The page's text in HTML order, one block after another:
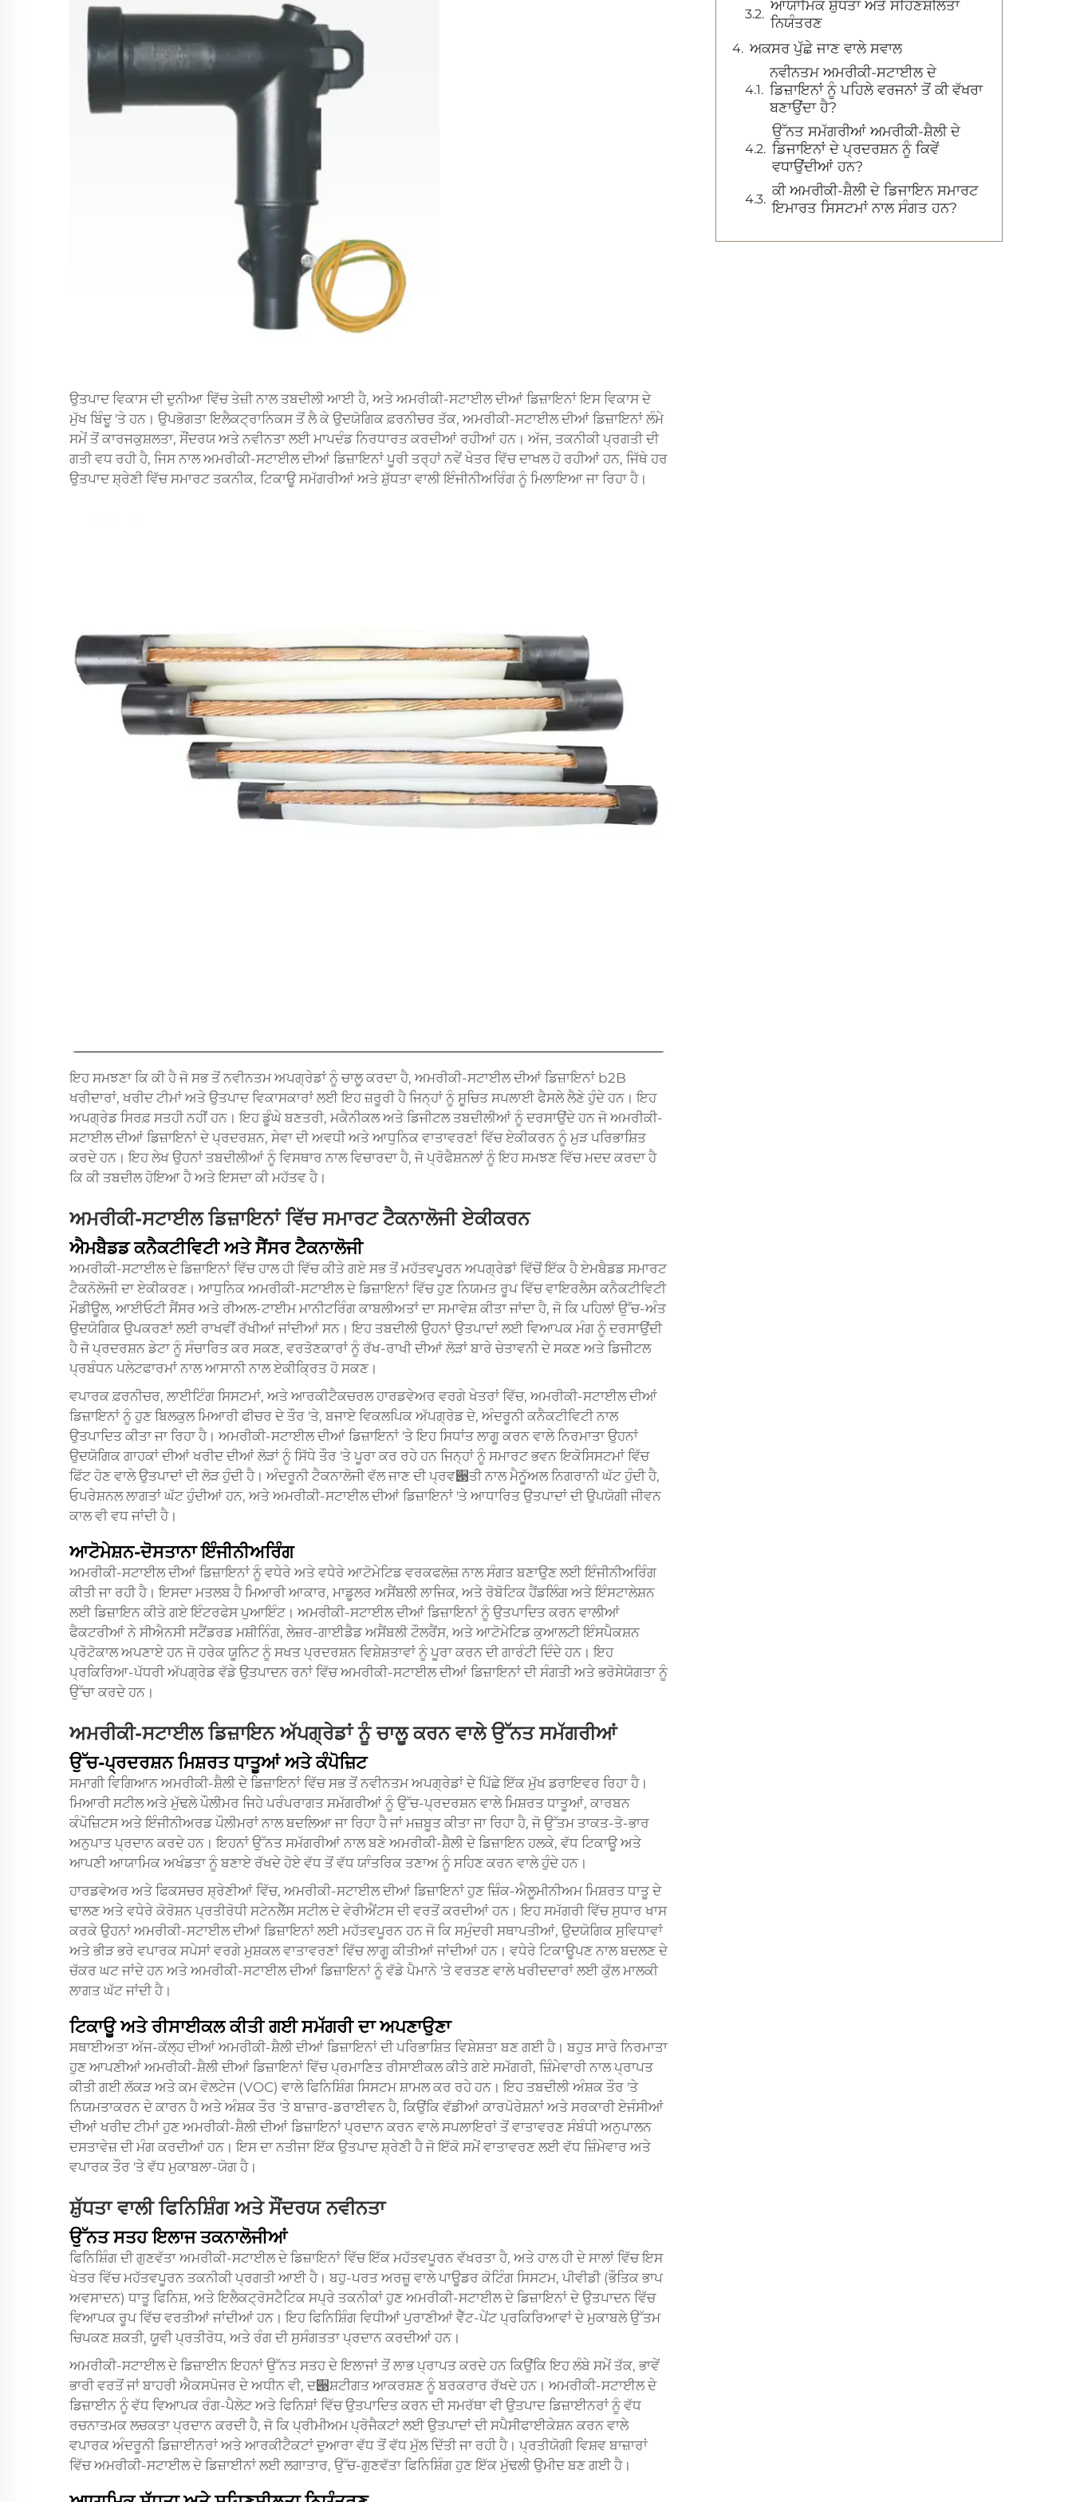
ਉਤਪਾਦ ਵਿਕਾਸ ਦੀ ਦੁਨੀਆ ਵਿੱਚ ਤੇਜ਼ੀ ਨਾਲ ਤਬਦੀਲੀ ਆਈ ਹੈ, ਅਤੇ ਅਮਰੀਕੀ-ਸਟਾਈਲ ਦੀਆਂ ਡਿਜ਼ਾਇਨਾਂ ਇਸ ਵਿਕਾਸ ਦੇ
ਮੁੱਖ ਬਿੰਦੂ 'ਤੇ ਹਨ। ਉਪਭੋਗਤਾ ਇਲੈਕਟ੍ਰਾਨਿਕਸ ਤੋਂ ਲੈ ਕੇ ਉਦਯੋਗਿਕ ਫ਼ਰਨੀਚਰ ਤੱਕ, ਅਮਰੀਕੀ-ਸਟਾਈਲ ਦੀਆਂ ਡਿਜ਼ਾਇਨਾਂ ਲੰਮੇ
ਸਮੇਂ ਤੋਂ ਕਾਰਜਕੁਸ਼ਲਤਾ, ਸੌਂਦਰਯ ਅਤੇ ਨਵੀਨਤਾ ਲਈ ਮਾਪਦੰਡ ਨਿਰਧਾਰਤ ਕਰਦੀਆਂ ਰਹੀਆਂ ਹਨ। ਅੱਜ, ਤਕਨੀਕੀ ਪ੍ਰਗਤੀ ਦੀ
ਗਤੀ ਵਧ ਰਹੀ ਹੈ, ਜਿਸ ਨਾਲ ਅਮਰੀਕੀ-ਸਟਾਈਲ ਦੀਆਂ ਡਿਜ਼ਾਇਨਾਂ ਪੂਰੀ ਤਰ੍ਹਾਂ ਨਵੇਂ ਖੇਤਰ ਵਿੱਚ ਦਾਖਲ ਹੋ ਰਹੀਆਂ ਹਨ, ਜਿੱਥੇ ਹਰ
ਉਤਪਾਦ ਸ਼੍ਰੇਣੀ ਵਿੱਚ ਸਮਾਰਟ ਤਕਨੀਕ, ਟਿਕਾਊ ਸਮੱਗਰੀਆਂ ਅਤੇ ਸ਼ੁੱਧਤਾ ਵਾਲੀ ਇੰਜੀਨੀਅਰਿੰਗ ਨੂੰ ਮਿਲਾਇਆ ਜਾ ਰਿਹਾ ਹੈ।
ਇਹ ਸਮਝਣਾ ਕਿ ਕੀ ਹੈ ਜੋ ਸਭ ਤੋਂ ਨਵੀਨਤਮ ਅਪਗ੍ਰੇਡਾਂ ਨੂੰ ਚਾਲੂ ਕਰਦਾ ਹੈ, ਅਮਰੀਕੀ-ਸਟਾਈਲ ਦੀਆਂ ਡਿਜ਼ਾਇਨਾਂ b2B
ਖਰੀਦਾਰਾਂ, ਖਰੀਦ ਟੀਮਾਂ ਅਤੇ ਉਤਪਾਦ ਵਿਕਾਸਕਾਰਾਂ ਲਈ ਇਹ ਜ਼ਰੂਰੀ ਹੈ ਜਿਨ੍ਹਾਂ ਨੂੰ ਸੂਚਿਤ ਸਪਲਾਈ ਫੈਸਲੇ ਲੈਣੇ ਹੁੰਦੇ ਹਨ। ਇਹ
ਅਪਗ੍ਰੇਡ ਸਿਰਫ਼ ਸਤਹੀ ਨਹੀਂ ਹਨ। ਇਹ ਡੂੰਘੇ ਬਣਤਰੀ, ਮਕੈਨੀਕਲ ਅਤੇ ਡਿਜੀਟਲ ਤਬਦੀਲੀਆਂ ਨੂੰ ਦਰਸਾਉਂਦੇ ਹਨ ਜੋ ਅਮਰੀਕੀ-
ਸਟਾਈਲ ਦੀਆਂ ਡਿਜ਼ਾਇਨਾਂ ਦੇ ਪ੍ਰਦਰਸ਼ਨ, ਸੇਵਾ ਦੀ ਅਵਧੀ ਅਤੇ ਆਧੁਨਿਕ ਵਾਤਾਵਰਣਾਂ ਵਿੱਚ ਏਕੀਕਰਨ ਨੂੰ ਮੁੜ ਪਰਿਭਾਸ਼ਿਤ
ਕਰਦੇ ਹਨ। ਇਹ ਲੇਖ ਉਹਨਾਂ ਤਬਦੀਲੀਆਂ ਨੂੰ ਵਿਸਥਾਰ ਨਾਲ ਵਿਚਾਰਦਾ ਹੈ, ਜੋ ਪ੍ਰੋਫੈਸ਼ਨਲਾਂ ਨੂੰ ਇਹ ਸਮਝਣ ਵਿੱਚ ਮਦਦ ਕਰਦਾ ਹੈ
ਕਿ ਕੀ ਤਬਦੀਲ ਹੋਇਆ ਹੈ ਅਤੇ ਇਸਦਾ ਕੀ ਮਹੱਤਵ ਹੈ।
ਅਮਰੀਕੀ-ਸਟਾਈਲ ਡਿਜ਼ਾਇਨਾਂ ਵਿੱਚ ਸਮਾਰਟ ਟੈਕਨਾਲੋਜੀ ਏਕੀਕਰਨ
ਐਮਬੈਡਡ ਕਨੈਕਟੀਵਿਟੀ ਅਤੇ ਸੈਂਸਰ ਟੈਕਨਾਲੋਜੀ
ਅਮਰੀਕੀ-ਸਟਾਈਲ ਦੇ ਡਿਜ਼ਾਇਨਾਂ ਵਿੱਚ ਹਾਲ ਹੀ ਵਿੱਚ ਕੀਤੇ ਗਏ ਸਭ ਤੋਂ ਮਹੱਤਵਪੂਰਨ ਅਪਗ੍ਰੇਡਾਂ ਵਿੱਚੋਂ ਇੱਕ ਹੈ ਏਮਬੈਡਡ ਸਮਾਰਟ
ਟੈਕਨੋਲੋਜੀ ਦਾ ਏਕੀਕਰਣ। ਆਧੁਨਿਕ ਅਮਰੀਕੀ-ਸਟਾਈਲ ਦੇ ਡਿਜ਼ਾਇਨਾਂ ਵਿੱਚ ਹੁਣ ਨਿਯਮਤ ਰੂਪ ਵਿੱਚ ਵਾਇਰਲੈਸ ਕਨੈਕਟੀਵਿਟੀ
ਮੌਡੀਊਲ, ਆਈਓਟੀ ਸੈਂਸਰ ਅਤੇ ਰੀਅਲ-ਟਾਈਮ ਮਾਨੀਟਰਿੰਗ ਕਾਬਲੀਅਤਾਂ ਦਾ ਸਮਾਵੇਸ਼ ਕੀਤਾ ਜਾਂਦਾ ਹੈ, ਜੋ ਕਿ ਪਹਿਲਾਂ ਉੱਚ-ਅੰਤ
ਉਦਯੋਗਿਕ ਉਪਕਰਣਾਂ ਲਈ ਰਾਖਵੀਂ ਰੱਖੀਆਂ ਜਾਂਦੀਆਂ ਸਨ। ਇਹ ਤਬਦੀਲੀ ਉਹਨਾਂ ਉਤਪਾਦਾਂ ਲਈ ਵਿਆਪਕ ਮੰਗ ਨੂੰ ਦਰਸਾਉਂਦੀ
ਹੈ ਜੋ ਪ੍ਰਦਰਸ਼ਨ ਡੇਟਾ ਨੂੰ ਸੰਚਾਰਿਤ ਕਰ ਸਕਣ, ਵਰਤੋਣਕਾਰਾਂ ਨੂੰ ਰੱਖ-ਰਾਖੀ ਦੀਆਂ ਲੋੜਾਂ ਬਾਰੇ ਚੇਤਾਵਨੀ ਦੇ ਸਕਣ ਅਤੇ ਡਿਜੀਟਲ
ਪ੍ਰਬੰਧਨ ਪਲੇਟਫਾਰਮਾਂ ਨਾਲ ਆਸਾਨੀ ਨਾਲ ਏਕੀਕ੍ਰਿਤ ਹੋ ਸਕਣ।
ਵਪਾਰਕ ਫ਼ਰਨੀਚਰ, ਲਾਈਟਿੰਗ ਸਿਸਟਮਾਂ, ਅਤੇ ਆਰਕੀਟੈਕਚਰਲ ਹਾਰਡਵੇਅਰ ਵਰਗੇ ਖੇਤਰਾਂ ਵਿੱਚ, ਅਮਰੀਕੀ-ਸਟਾਈਲ ਦੀਆਂ
ਡਿਜ਼ਾਇਨਾਂ ਨੂੰ ਹੁਣ ਬਿਲਕੁਲ ਮਿਆਰੀ ਫੀਚਰ ਦੇ ਤੌਰ 'ਤੇ, ਬਜਾਏ ਵਿਕਲਪਿਕ ਅੱਪਗ੍ਰੇਡ ਦੇ, ਅੰਦਰੂਨੀ ਕਨੈਕਟੀਵਿਟੀ ਨਾਲ
ਉਤਪਾਦਿਤ ਕੀਤਾ ਜਾ ਰਿਹਾ ਹੈ। ਅਮਰੀਕੀ-ਸਟਾਈਲ ਦੀਆਂ ਡਿਜ਼ਾਇਨਾਂ 'ਤੇ ਇਹ ਸਿਧਾਂਤ ਲਾਗੂ ਕਰਨ ਵਾਲੇ ਨਿਰਮਾਤਾ ਉਹਨਾਂ
ਉਦਯੋਗਿਕ ਗਾਹਕਾਂ ਦੀਆਂ ਖਰੀਦ ਦੀਆਂ ਲੋੜਾਂ ਨੂੰ ਸਿੱਧੇ ਤੌਰ 'ਤੇ ਪੂਰਾ ਕਰ ਰਹੇ ਹਨ ਜਿਨ੍ਹਾਂ ਨੂੰ ਸਮਾਰਟ ਭਵਨ ਇਕੋਸਿਸਟਮਾਂ ਵਿੱਚ
ਫਿੱਟ ਹੋਣ ਵਾਲੇ ਉਤਪਾਦਾਂ ਦੀ ਲੋੜ ਹੁੰਦੀ ਹੈ। ਅੰਦਰੂਨੀ ਟੈਕਨਾਲੋਜੀ ਵੱਲ ਜਾਣ ਦੀ ਪ੍ਰਵ੃ਤੀ ਨਾਲ ਮੈਨੂੱਅਲ ਨਿਗਰਾਨੀ ਘੱਟ ਹੁੰਦੀ ਹੈ,
ਓਪਰੇਸ਼ਨਲ ਲਾਗਤਾਂ ਘੱਟ ਹੁੰਦੀਆਂ ਹਨ, ਅਤੇ ਅਮਰੀਕੀ-ਸਟਾਈਲ ਦੀਆਂ ਡਿਜ਼ਾਇਨਾਂ 'ਤੇ ਆਧਾਰਿਤ ਉਤਪਾਦਾਂ ਦੀ ਉਪਯੋਗੀ ਜੀਵਨ
ਕਾਲ ਵੀ ਵਧ ਜਾਂਦੀ ਹੈ।
ਆਟੋਮੇਸ਼ਨ-ਦੋਸਤਾਨਾ ਇੰਜੀਨੀਅਰਿੰਗ
ਅਮਰੀਕੀ-ਸਟਾਈਲ ਦੀਆਂ ਡਿਜ਼ਾਇਨਾਂ ਨੂੰ ਵਧੇਰੇ ਅਤੇ ਵਧੇਰੇ ਆਟੋਮੇਟਿਡ ਵਰਕਫਲੋਜ਼ ਨਾਲ ਸੰਗਤ ਬਣਾਉਣ ਲਈ ਇੰਜੀਨੀਅਰਿੰਗ
ਕੀਤੀ ਜਾ ਰਹੀ ਹੈ। ਇਸਦਾ ਮਤਲਬ ਹੈ ਮਿਆਰੀ ਆਕਾਰ, ਮਾਡੂਲਰ ਅਸੈਂਬਲੀ ਲਾਜਿਕ, ਅਤੇ ਰੋਬੋਟਿਕ ਹੈਂਡਲਿੰਗ ਅਤੇ ਇੰਸਟਾਲੇਸ਼ਨ
ਲਈ ਡਿਜ਼ਾਇਨ ਕੀਤੇ ਗਏ ਇੰਟਰਫੇਸ ਪੁਆਇੰਟ। ਅਮਰੀਕੀ-ਸਟਾਈਲ ਦੀਆਂ ਡਿਜ਼ਾਇਨਾਂ ਨੂੰ ਉਤਪਾਦਿਤ ਕਰਨ ਵਾਲੀਆਂ
ਫੈਕਟਰੀਆਂ ਨੇ ਸੀਐਨਸੀ ਸਟੈਂਡਰਡ ਮਸ਼ੀਨਿੰਗ, ਲੇਜ਼ਰ-ਗਾਈਡੈਡ ਅਸੈਂਬਲੀ ਟੌਲਰੈਂਸ, ਅਤੇ ਆਟੋਮੇਟਿਡ ਕੁਆਲਟੀ ਇੰਸਪੈਕਸ਼ਨ
ਪ੍ਰੋਟੋਕਾਲ ਅਪਣਾਏ ਹਨ ਜੋ ਹਰੇਕ ਯੂਨਿਟ ਨੂੰ ਸਖਤ ਪ੍ਰਦਰਸ਼ਨ ਵਿਸ਼ੇਸ਼ਤਾਵਾਂ ਨੂੰ ਪੂਰਾ ਕਰਨ ਦੀ ਗਾਰੰਟੀ ਦਿੰਦੇ ਹਨ। ਇਹ
ਪ੍ਰਕਿਰਿਆ-ਪੱਧਰੀ ਅੱਪਗ੍ਰੇਡ ਵੱਡੇ ਉਤਪਾਦਨ ਰਨਾਂ ਵਿੱਚ ਅਮਰੀਕੀ-ਸਟਾਈਲ ਦੀਆਂ ਡਿਜ਼ਾਇਨਾਂ ਦੀ ਸੰਗਤੀ ਅਤੇ ਭਰੋਸੇਯੋਗਤਾ ਨੂੰ
ਉੱਚਾ ਕਰਦੇ ਹਨ।
ਅਮਰੀਕੀ-ਸਟਾਈਲ ਡਿਜ਼ਾਇਨ ਅੱਪਗ੍ਰੇਡਾਂ ਨੂੰ ਚਾਲੂ ਕਰਨ ਵਾਲੇ ਉੱਨਤ ਸਮੱਗਰੀਆਂ
ਉੱਚ-ਪ੍ਰਦਰਸ਼ਨ ਮਿਸ਼ਰਤ ਧਾਤੂਆਂ ਅਤੇ ਕੰਪੋਜ਼ਿਟ
ਸਮਾਗੀ ਵਿਗਿਆਨ ਅਮਰੀਕੀ-ਸ਼ੈਲੀ ਦੇ ਡਿਜ਼ਾਇਨਾਂ ਵਿੱਚ ਸਭ ਤੋਂ ਨਵੀਨਤਮ ਅਪਗ੍ਰੇਡਾਂ ਦੇ ਪਿੱਛੇ ਇੱਕ ਮੁੱਖ ਡਰਾਇਵਰ ਰਿਹਾ ਹੈ।
ਮਿਆਰੀ ਸਟੀਲ ਅਤੇ ਮੁੱਢਲੇ ਪੌਲੀਮਰ ਜਿਹੇ ਪਰੰਪਰਾਗਤ ਸਮੱਗਰੀਆਂ ਨੂੰ ਉੱਚ-ਪ੍ਰਦਰਸ਼ਨ ਵਾਲੇ ਮਿਸ਼ਰਤ ਧਾਤੂਆਂ, ਕਾਰਬਨ
ਕੰਪੋਜ਼ਿਟਸ ਅਤੇ ਇੰਜੀਨੀਅਰਡ ਪੌਲੀਮਰਾਂ ਨਾਲ ਬਦਲਿਆ ਜਾ ਰਿਹਾ ਹੈ ਜਾਂ ਮਜ਼ਬੂਤ ਕੀਤਾ ਜਾ ਰਿਹਾ ਹੈ, ਜੋ ਉੱਤਮ ਤਾਕਤ-ਤੋ-ਭਾਰ
ਅਨੁਪਾਤ ਪ੍ਰਦਾਨ ਕਰਦੇ ਹਨ। ਇਹਨਾਂ ਉੱਨਤ ਸਮੱਗਰੀਆਂ ਨਾਲ ਬਣੇ ਅਮਰੀਕੀ-ਸ਼ੈਲੀ ਦੇ ਡਿਜ਼ਾਇਨ ਹਲਕੇ, ਵੱਧ ਟਿਕਾਊ ਅਤੇ
ਆਪਣੀ ਆਯਾਮਿਕ ਅਖੰਡਤਾ ਨੂੰ ਬਣਾਏ ਰੱਖਦੇ ਹੋਏ ਵੱਧ ਤੋਂ ਵੱਧ ਯਾੰਤਰਿਕ ਤਣਾਅ ਨੂੰ ਸਹਿਣ ਕਰਨ ਵਾਲੇ ਹੁੰਦੇ ਹਨ।
ਹਾਰਡਵੇਅਰ ਅਤੇ ਫਿਕਸਚਰ ਸ਼੍ਰੇਣੀਆਂ ਵਿੱਚ, ਅਮਰੀਕੀ-ਸਟਾਈਲ ਦੀਆਂ ਡਿਜ਼ਾਇਨਾਂ ਹੁਣ ਜ਼ਿੰਕ-ਐਲੂਮੀਨੀਅਮ ਮਿਸ਼ਰਤ ਧਾਤੂ ਦੇ
ਢਾਲਣ ਅਤੇ ਵਧੇਰੇ ਕੋਰੋਸ਼ਨ ਪ੍ਰਤੀਰੋਧੀ ਸਟੇਨਲੈੱਸ ਸਟੀਲ ਦੇ ਵੇਰੀਐਂਟਸ ਦੀ ਵਰਤੋਂ ਕਰਦੀਆਂ ਹਨ। ਇਹ ਸਮੱਗਰੀ ਵਿੱਚ ਸੁਧਾਰ ਖਾਸ
ਕਰਕੇ ਉਹਨਾਂ ਅਮਰੀਕੀ-ਸਟਾਈਲ ਦੀਆਂ ਡਿਜ਼ਾਇਨਾਂ ਲਈ ਮਹੱਤਵਪੂਰਨ ਹਨ ਜੋ ਕਿ ਸਮੁੰਦਰੀ ਸਥਾਪਤੀਆਂ, ਉਦਯੋਗਿਕ ਸੁਵਿਧਾਵਾਂ
ਅਤੇ ਭੀੜ ਭਰੇ ਵਪਾਰਕ ਸਪੇਸਾਂ ਵਰਗੇ ਮੁਸ਼ਕਲ ਵਾਤਾਵਰਣਾਂ ਵਿੱਚ ਲਾਗੂ ਕੀਤੀਆਂ ਜਾਂਦੀਆਂ ਹਨ। ਵਧੇਰੇ ਟਿਕਾਊਪਣ ਨਾਲ ਬਦਲਣ ਦੇ
ਚੱਕਰ ਘਟ ਜਾਂਦੇ ਹਨ ਅਤੇ ਅਮਰੀਕੀ-ਸਟਾਈਲ ਦੀਆਂ ਡਿਜ਼ਾਇਨਾਂ ਨੂੰ ਵੱਡੇ ਪੈਮਾਨੇ 'ਤੇ ਵਰਤਣ ਵਾਲੇ ਖਰੀਦਦਾਰਾਂ ਲਈ ਕੁੱਲ ਮਾਲਕੀ
ਲਾਗਤ ਘੱਟ ਜਾਂਦੀ ਹੈ।
ਟਿਕਾਊ ਅਤੇ ਰੀਸਾਈਕਲ ਕੀਤੀ ਗਈ ਸਮੱਗਰੀ ਦਾ ਅਪਣਾਉਣਾ
ਸਥਾਈਅਤਾ ਅੱਜ-ਕੱਲ੍ਹ ਦੀਆਂ ਅਮਰੀਕੀ-ਸ਼ੈਲੀ ਦੀਆਂ ਡਿਜ਼ਾਇਨਾਂ ਦੀ ਪਰਿਭਾਸ਼ਿਤ ਵਿਸ਼ੇਸ਼ਤਾ ਬਣ ਗਈ ਹੈ। ਬਹੁਤ ਸਾਰੇ ਨਿਰਮਾਤਾ
ਹੁਣ ਆਪਣੀਆਂ ਅਮਰੀਕੀ-ਸ਼ੈਲੀ ਦੀਆਂ ਡਿਜ਼ਾਇਨਾਂ ਵਿੱਚ ਪ੍ਰਮਾਣਿਤ ਰੀਸਾਈਕਲ ਕੀਤੇ ਗਏ ਸਮੱਗਰੀ, ਜ਼ਿੰਮੇਵਾਰੀ ਨਾਲ ਪ੍ਰਾਪਤ
ਕੀਤੀ ਗਈ ਲੱਕੜ ਅਤੇ ਕਮ ਵੋਲਟੇਜ (VOC) ਵਾਲੇ ਫਿਨਿਸ਼ਿੰਗ ਸਿਸਟਮ ਸ਼ਾਮਲ ਕਰ ਰਹੇ ਹਨ। ਇਹ ਤਬਦੀਲੀ ਅੰਸ਼ਕ ਤੌਰ 'ਤੇ
ਨਿਯਮਤਾਕਰਨ ਦੇ ਕਾਰਨ ਹੈ ਅਤੇ ਅੰਸ਼ਕ ਤੌਰ 'ਤੇ ਬਾਜ਼ਾਰ-ਡਰਾਈਵਨ ਹੈ, ਕਿਉਂਕਿ ਵੱਡੀਆਂ ਕਾਰਪੋਰੇਸ਼ਨਾਂ ਅਤੇ ਸਰਕਾਰੀ ਏਜੰਸੀਆਂ
ਦੀਆਂ ਖਰੀਦ ਟੀਮਾਂ ਹੁਣ ਅਮਰੀਕੀ-ਸ਼ੈਲੀ ਦੀਆਂ ਡਿਜ਼ਾਇਨਾਂ ਪ੍ਰਦਾਨ ਕਰਨ ਵਾਲੇ ਸਪਲਾਇਰਾਂ ਤੋਂ ਵਾਤਾਵਰਣ ਸੰਬੰਧੀ ਅਨੁਪਾਲਨ
ਦਸਤਾਵੇਜ਼ ਦੀ ਮੰਗ ਕਰਦੀਆਂ ਹਨ। ਇਸ ਦਾ ਨਤੀਜਾ ਇੱਕ ਉਤਪਾਦ ਸ਼੍ਰੇਣੀ ਹੈ ਜੋ ਇੱਕੋ ਸਮੇਂ ਵਾਤਾਵਰਣ ਲਈ ਵੱਧ ਜ਼ਿੰਮੇਵਾਰ ਅਤੇ
ਵਪਾਰਕ ਤੌਰ 'ਤੇ ਵੱਧ ਮੁਕਾਬਲਾ-ਯੋਗ ਹੈ।
ਸ਼ੁੱਧਤਾ ਵਾਲੀ ਫਿਨਿਸ਼ਿੰਗ ਅਤੇ ਸੌਂਦਰਯ ਨਵੀਨਤਾ
ਉੱਨਤ ਸਤਹ ਇਲਾਜ ਤਕਨਾਲੋਜੀਆਂ
ਫਿਨਿਸ਼ਿੰਗ ਦੀ ਗੁਣਵੱਤਾ ਅਮਰੀਕੀ-ਸਟਾਈਲ ਦੇ ਡਿਜ਼ਾਇਨਾਂ ਵਿੱਚ ਇੱਕ ਮਹੱਤਵਪੂਰਨ ਵੱਖਰਤਾ ਹੈ, ਅਤੇ ਹਾਲ ਹੀ ਦੇ ਸਾਲਾਂ ਵਿੱਚ ਇਸ
ਖੇਤਰ ਵਿੱਚ ਮਹੱਤਵਪੂਰਨ ਤਕਨੀਕੀ ਪ੍ਰਗਤੀ ਆਈ ਹੈ। ਬਹੁ-ਪਰਤ ਅਰਜ਼ੂ ਵਾਲੇ ਪਾਊਡਰ ਕੋਟਿੰਗ ਸਿਸਟਮ, ਪੀਵੀਡੀ (ਭੌਤਿਕ ਭਾਪ
ਅਵਸਾਦਨ) ਧਾਤੂ ਫਿਨਿਸ਼, ਅਤੇ ਇਲੈਕਟ੍ਰੋਸਟੈਟਿਕ ਸਪ੍ਰੇ ਤਕਨੀਕਾਂ ਹੁਣ ਅਮਰੀਕੀ-ਸਟਾਈਲ ਦੇ ਡਿਜ਼ਾਇਨਾਂ ਦੇ ਉਤਪਾਦਨ ਵਿੱਚ
ਵਿਆਪਕ ਰੂਪ ਵਿੱਚ ਵਰਤੀਆਂ ਜਾਂਦੀਆਂ ਹਨ। ਇਹ ਫਿਨਿਸ਼ਿੰਗ ਵਿਧੀਆਂ ਪੁਰਾਣੀਆਂ ਵੈੱਟ-ਪੇਂਟ ਪ੍ਰਕਿਰਿਆਵਾਂ ਦੇ ਮੁਕਾਬਲੇ ਉੱਤਮ
ਚਿਪਕਣ ਸ਼ਕਤੀ, ਯੂਵੀ ਪ੍ਰਤੀਰੋਧ, ਅਤੇ ਰੰਗ ਦੀ ਸੁਸੰਗਤਤਾ ਪ੍ਰਦਾਨ ਕਰਦੀਆਂ ਹਨ।
ਅਮਰੀਕੀ-ਸਟਾਈਲ ਦੇ ਡਿਜ਼ਾਈਨ ਇਹਨਾਂ ਉੱਨਤ ਸਤਹ ਦੇ ਇਲਾਜਾਂ ਤੋਂ ਲਾਭ ਪ੍ਰਾਪਤ ਕਰਦੇ ਹਨ ਕਿਉਂਕਿ ਇਹ ਲੰਬੇ ਸਮੇਂ ਤੱਕ, ਭਾਵੇਂ
ਭਾਰੀ ਵਰਤੋਂ ਜਾਂ ਬਾਹਰੀ ਐਕਸਪੋਜਰ ਦੇ ਅਧੀਨ ਵੀ, ਦ੃ਸ਼ਟੀਗਤ ਆਕਰਸ਼ਣ ਨੂੰ ਬਰਕਰਾਰ ਰੱਖਦੇ ਹਨ। ਅਮਰੀਕੀ-ਸਟਾਈਲ ਦੇ
ਡਿਜ਼ਾਈਨ ਨੂੰ ਵੱਧ ਵਿਆਪਕ ਰੰਗ-ਪੈਲੇਟ ਅਤੇ ਫਿਨਿਸ਼ਾਂ ਵਿੱਚ ਉਤਪਾਦਿਤ ਕਰਨ ਦੀ ਸਮਰੱਥਾ ਵੀ ਉਤਪਾਦ ਡਿਜ਼ਾਈਨਰਾਂ ਨੂੰ ਵੱਧ
ਰਚਨਾਤਮਕ ਲਚਕਤਾ ਪ੍ਰਦਾਨ ਕਰਦੀ ਹੈ, ਜੋ ਕਿ ਪ੍ਰੀਮੀਅਮ ਪ੍ਰੋਜੈਕਟਾਂ ਲਈ ਉਤਪਾਦਾਂ ਦੀ ਸਪੈਸੀਫਾਈਕੇਸ਼ਨ ਕਰਨ ਵਾਲੇ
ਵਪਾਰਕ ਅੰਦਰੂਨੀ ਡਿਜ਼ਾਈਨਰਾਂ ਅਤੇ ਆਰਕੀਟੈਕਟਾਂ ਦੁਆਰਾ ਵੱਧ ਤੋਂ ਵੱਧ ਮੁੱਲ ਦਿੱਤੀ ਜਾ ਰਹੀ ਹੈ। ਪ੍ਰਤੀਯੋਗੀ ਵਿਸ਼ਵ ਬਾਜ਼ਾਰਾਂ
ਵਿੱਚ ਅਮਰੀਕੀ-ਸਟਾਈਲ ਦੇ ਡਿਜ਼ਾਈਨਾਂ ਲਈ ਲਗਾਤਾਰ, ਉੱਚ-ਗੁਣਵੱਤਾ ਫਿਨਿਸ਼ਿੰਗ ਹੁਣ ਇੱਕ ਮੁੱਢਲੀ ਉਮੀਦ ਬਣ ਗਈ ਹੈ।
ਆਯਾਮਿਕ ਸ਼ੁੱਧਤਾ ਅਤੇ ਸਹਿਣਸ਼ੀਲਤਾ
ਨਿਯੰਤਰਣ
ਅਕਸਰ ਪੁੱਛੇ ਜਾਣ ਵਾਲੇ ਸਵਾਲ
ਨਵੀਨਤਮ ਅਮਰੀਕੀ-ਸਟਾਈਲ ਦੇ
ਡਿਜ਼ਾਇਨਾਂ ਨੂੰ ਪਹਿਲੇ ਵਰਜਨਾਂ ਤੋਂ ਕੀ ਵੱਖਰਾ
ਬਣਾਉਂਦਾ ਹੈ?
ਉੱਨਤ ਸਮੱਗਰੀਆਂ ਅਮਰੀਕੀ-ਸ਼ੈਲੀ ਦੇ
ਡਿਜਾਇਨਾਂ ਦੇ ਪ੍ਰਦਰਸ਼ਨ ਨੂੰ ਕਿਵੇਂ
ਵਧਾਉਂਦੀਆਂ ਹਨ?
ਕੀ ਅਮਰੀਕੀ-ਸ਼ੈਲੀ ਦੇ ਡਿਜਾਇਨ ਸਮਾਰਟ
ਇਮਾਰਤ ਸਿਸਟਮਾਂ ਨਾਲ ਸੰਗਤ ਹਨ?